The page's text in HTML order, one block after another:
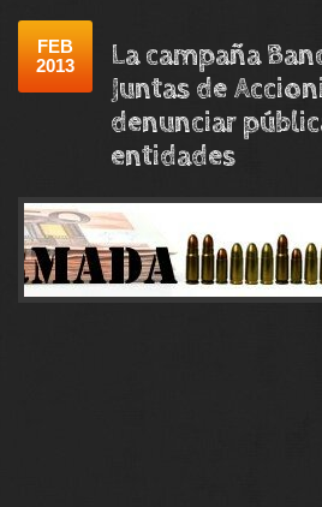
FEB
2013
La campaña
Juntas de
denunciar
entidades